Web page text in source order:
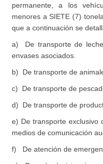
permanente, a los
menores a SIETE (7)
que a continuación se
a) De transporte de
envases asociados.
b) De transporte de
c) De transporte de
d) De transporte de
e) De transporte exclusivo
medios de comunicación
f) De atención de